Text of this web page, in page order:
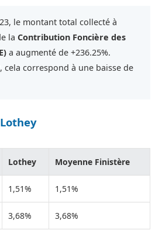
le montant total collecté à
la Contribution Foncière des
a augmenté de +236.25%.
cela correspond à une baisse de
Lothey Moyenne Finistère
1,51% 1,51%
3,68% 3,68%